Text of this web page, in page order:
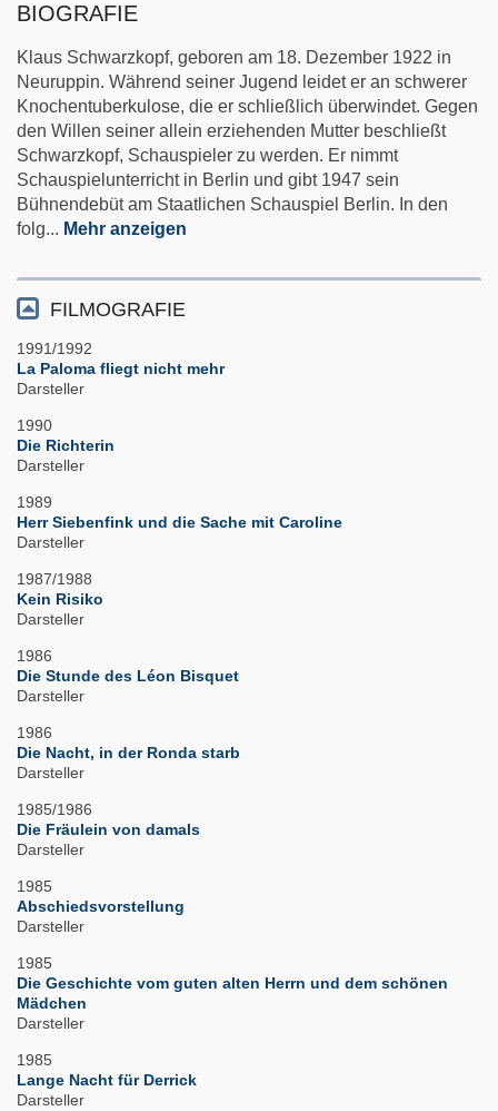
BIOGRAFIE
Klaus Schwarzkopf, geboren am 18. Dezember 1922 in
Neuruppin. Während seiner Jugend leidet er an schwerer
Knochentuberkulose, die er schließlich überwindet. Gegen
den Willen seiner allein erziehenden Mutter beschließt
Schwarzkopf, Schauspieler zu werden. Er nimmt
Schauspielunterricht in Berlin und gibt 1947 sein
Bühnendebüt am Staatlichen Schauspiel Berlin. In den
folg... Mehr anzeigen
FILMOGRAFIE
1991/1992
La Paloma fliegt nicht mehr
Darsteller
1990
Die Richterin
Darsteller
1989
Herr Siebenfink und die Sache mit Caroline
Darsteller
1987/1988
Kein Risiko
Darsteller
1986
Die Stunde des Léon Bisquet
Darsteller
1986
Die Nacht, in der Ronda starb
Darsteller
1985/1986
Die Fräulein von damals
Darsteller
1985
Abschiedsvorstellung
Darsteller
1985
Die Geschichte vom guten alten Herrn und dem schönen
Mädchen
Darsteller
1985
Lange Nacht für Derrick
Darsteller